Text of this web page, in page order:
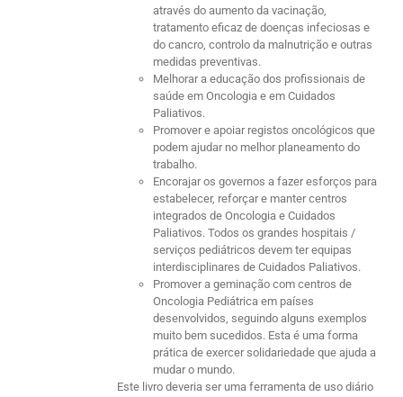
através do aumento da vacinação,
tratamento eficaz de doenças infeciosas e
do cancro, controlo da malnutrição e outras
medidas preventivas.
Melhorar a educação dos profissionais de
saúde em Oncologia e em Cuidados
Paliativos.
Promover e apoiar registos oncológicos que
podem ajudar no melhor planeamento do
trabalho.
Encorajar os governos a fazer esforços para
estabelecer, reforçar e manter centros
integrados de Oncologia e Cuidados
Paliativos. Todos os grandes hospitais /
serviços pediátricos devem ter equipas
interdisciplinares de Cuidados Paliativos.
Promover a geminação com centros de
Oncologia Pediátrica em países
desenvolvidos, seguindo alguns exemplos
muito bem sucedidos. Esta é uma forma
prática de exercer solidariedade que ajuda a
mudar o mundo.
Este livro deveria ser uma ferramenta de uso diário